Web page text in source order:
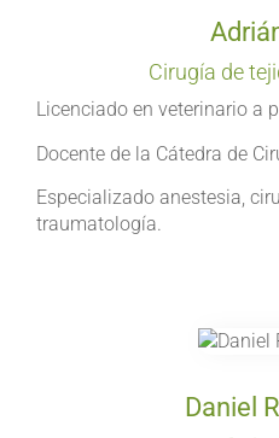
Cirugía de
Licenciado en veterinario a
Docente de la Cátedra de
Especializado anestesia,
traumatología.
Daniel